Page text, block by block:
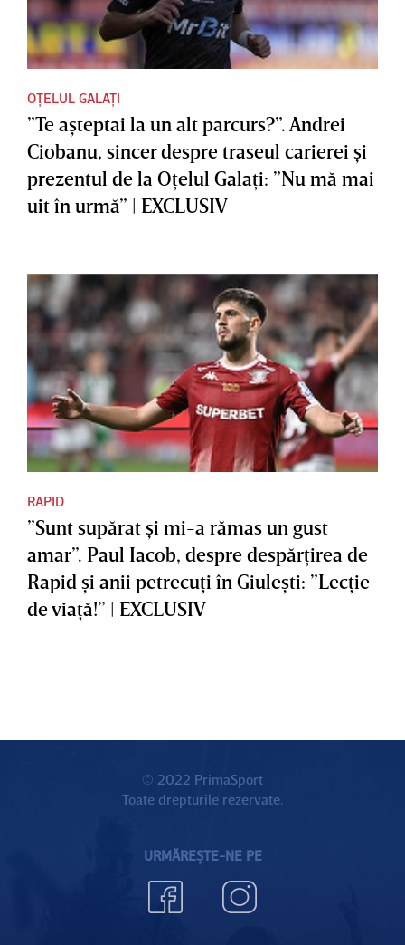
OȚELUL GALAȚI
”Te aşteptai la un alt parcurs?”. Andrei
Ciobanu, sincer despre traseul carierei şi
prezentul de la Oţelul Galaţi: ”Nu mă mai
uit în urmă” | EXCLUSIV
RAPID
”Sunt supărat şi mi-a rămas un gust
amar”. Paul Iacob, despre despărţirea de
Rapid şi anii petrecuţi în Giuleşti: ”Lecţie
de viaţă!” | EXCLUSIV
© 2022 PrimaSport
Toate drepturile rezervate.
URMĂREȘTE-NE PE